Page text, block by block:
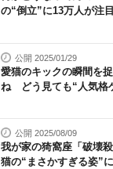
の“倒立”に13万人が注
公開 2025/01/29
愛猫のキックの瞬間を
ね どう見ても“人気格
公開 2025/08/09
我が家の猗窩座「破壊
猫の“まさかすぎる姿”